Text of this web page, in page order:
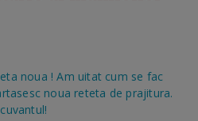
noua ! Am uitat cum se fac
noua reteta de prajitura.